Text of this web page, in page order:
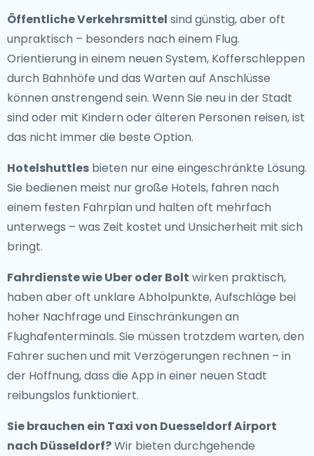
Öffentliche Verkehrsmittel sind günstig, aber oft
unpraktisch – besonders nach einem Flug.
Orientierung in einem neuen System, Kofferschleppen
durch Bahnhöfe und das Warten auf Anschlüsse
können anstrengend sein. Wenn Sie neu in der Stadt
sind oder mit Kindern oder älteren Personen reisen, ist
das nicht immer die beste Option.
Hotelshuttles bieten nur eine eingeschränkte Lösung.
Sie bedienen meist nur große Hotels, fahren nach
einem festen Fahrplan und halten oft mehrfach
unterwegs – was Zeit kostet und Unsicherheit mit sich
bringt.
Fahrdienste wie Uber oder Bolt wirken praktisch,
haben aber oft unklare Abholpunkte, Aufschläge bei
hoher Nachfrage und Einschränkungen an
Flughafenterminals. Sie müssen trotzdem warten, den
Fahrer suchen und mit Verzögerungen rechnen – in
der Hoffnung, dass die App in einer neuen Stadt
reibungslos funktioniert.
Sie brauchen ein Taxi von Duesseldorf Airport
nach Düsseldorf?Wir bieten durchgehende